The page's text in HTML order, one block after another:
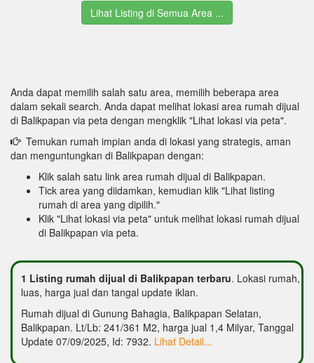
Lihat Listing di Semua Area ...
Anda dapat memilih salah satu area, memilih beberapa area
dalam sekali search. Anda dapat melihat lokasi area rumah dijual
di Balikpapan via peta dengan mengklik "Lihat lokasi via peta".
Temukan rumah impian anda di lokasi yang strategis, aman
dan menguntungkan di Balikpapan dengan:
Klik salah satu link area rumah dijual di Balikpapan.
Tick area yang diidamkan, kemudian klik "Lihat listing
rumah di area yang dipilih."
Klik "Lihat lokasi via peta" untuk melihat lokasi rumah dijual
di Balikpapan via peta.
1 Listing rumah dijual di Balikpapan terbaru. Lokasi rumah,
luas, harga jual dan tangal update iklan.
Rumah dijual di Gunung Bahagia, Balikpapan Selatan,
Balikpapan. Lt/Lb: 241/361 M2, harga jual 1,4 Milyar, Tanggal
Update 07/09/2025, Id: 7932. Lihat Detail...